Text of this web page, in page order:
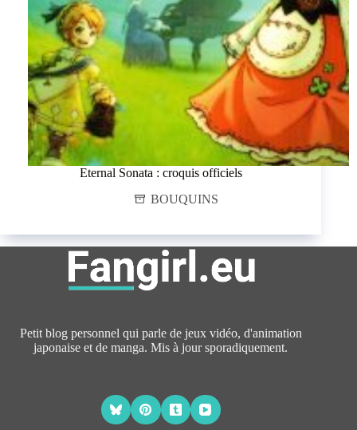
Eternal Sonata : croquis officiels
BOUQUINS
Petit blog personnel qui parle de jeux vidéo, d'animation
japonaise et de manga. Mis à jour sporadiquement.